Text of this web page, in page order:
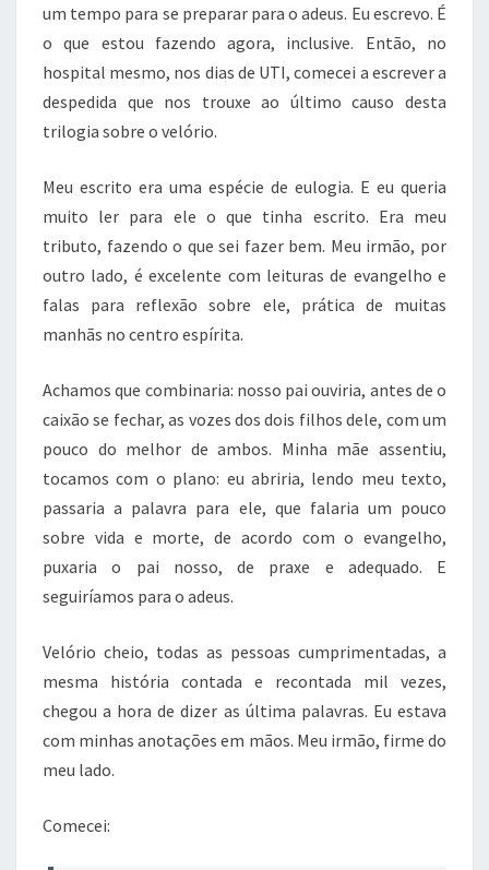
S
–
P
A
3
:
A
A
O
um tempo para se preparar para o adeus. Eu escrevo. É
o que estou fazendo agora, inclusive. Então, no
hospital mesmo, nos dias de UTI, comecei a escrever a
despedida que nos trouxe ao último causo desta
trilogia sobre o velório.
Meu escrito era uma espécie de eulogia. E eu queria
muito ler para ele o que tinha escrito. Era meu
tributo, fazendo o que sei fazer bem. Meu irmão, por
outro lado, é excelente com leituras de evangelho e
falas para reflexão sobre ele, prática de muitas
manhãs no centro espírita.
Achamos que combinaria: nosso pai ouviria, antes de o
caixão se fechar, as vozes dos dois filhos dele, com um
pouco do melhor de ambos. Minha mãe assentiu,
tocamos com o plano: eu abriria, lendo meu texto,
passaria a palavra para ele, que falaria um pouco
sobre vida e morte, de acordo com o evangelho,
puxaria o pai nosso, de praxe e adequado. E
seguiríamos para o adeus.
Velório cheio, todas as pessoas cumprimentadas, a
mesma história contada e recontada mil vezes,
chegou a hora de dizer as última palavras. Eu estava
com minhas anotações em mãos. Meu irmão, firme do
meu lado.
Comecei: